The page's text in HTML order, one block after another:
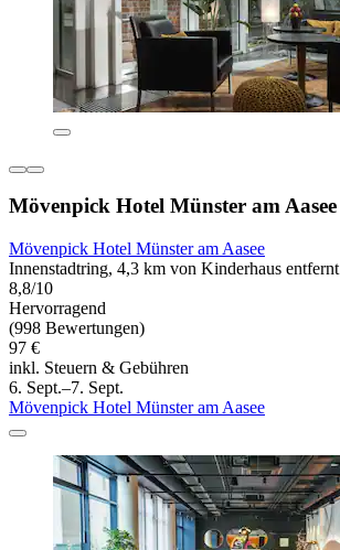
Mövenpick Hotel Münster am Aasee
Mövenpick Hotel Münster am Aasee
Innenstadtring, 4,3 km von Kinderhaus entfernt
8,8/10
Hervorragend
(998 Bewertungen)
97 €
inkl. Steuern & Gebühren
6. Sept.–7. Sept.
Mövenpick Hotel Münster am Aasee